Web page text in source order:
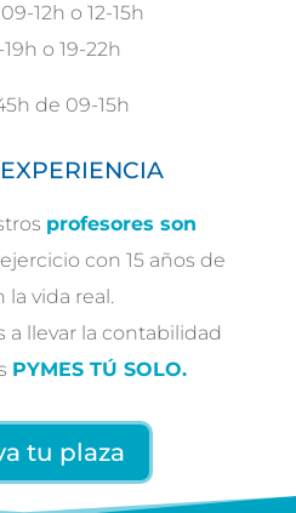
12h o 12-15h
o 19-22h
de 09-15h
profesores son
con 15 años de
vida real.
a llevar la contabilidad
PYMES TÚ SOLO.
tu plaza